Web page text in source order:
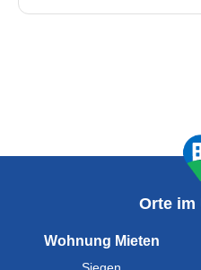
Orte im
Wohnung Mieten